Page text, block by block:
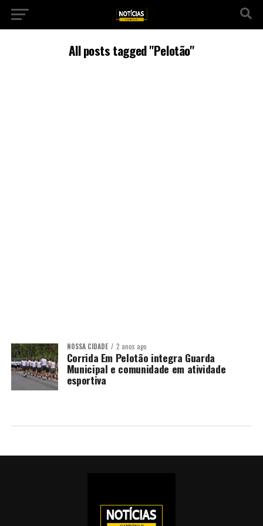
All posts tagged "Pelotão"
NOSSA CIDADE 2 anos ago
Corrida Em Pelotão integra Guarda
Municipal e comunidade em atividade
esportiva